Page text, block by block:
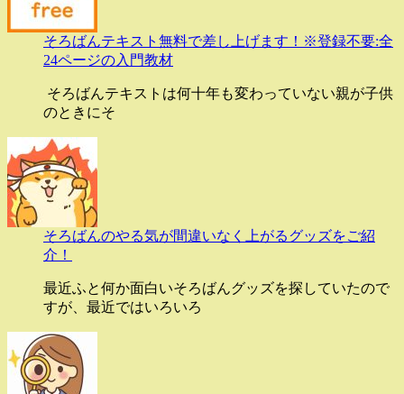
そろばんテキスト無料で差し上げます！※登録不要:全
24ページの入門教材
そろばんテキストは何十年も変わっていない親が子供
のときにそ
そろばんのやる気が間違いなく上がるグッズをご紹
介！
最近ふと何か面白いそろばんグッズを探していたので
すが、最近ではいろいろ